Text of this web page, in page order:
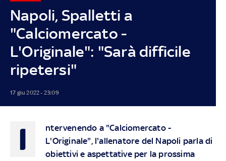
Napoli, Spalletti a
"Calciomercato -
L'Originale": "Sarà difficile
ripetersi"
17 giu 2022 - 23:09
I
ntervenendo a "Calciomercato -
L'Originale", l'allenatore del Napoli parla di
obiettivi e aspettative per la prossima